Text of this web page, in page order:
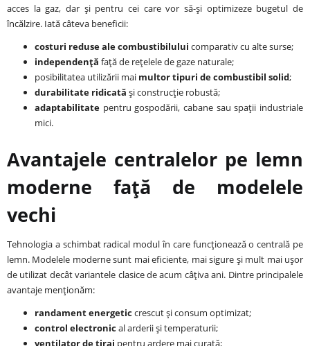
acces la gaz, dar și pentru cei care vor să-și optimizeze bugetul de
încălzire. Iată câteva beneficii:
costuri reduse ale combustibilului comparativ cu alte surse;
independență față de rețelele de gaze naturale;
posibilitatea utilizării mai multor tipuri de combustibil solid;
durabilitate ridicată și construcție robustă;
adaptabilitate pentru gospodării, cabane sau spații industriale
mici.
Avantajele centralelor pe lemn
moderne față de modelele
vechi
Tehnologia a schimbat radical modul în care funcționează o centrală pe
lemn. Modelele moderne sunt mai eficiente, mai sigure și mult mai ușor
de utilizat decât variantele clasice de acum câțiva ani. Dintre principalele
avantaje menționăm:
randament energeticcrescut și consum optimizat;
control electronical arderii și temperaturii;
ventilator de tiraj pentru ardere mai curată;